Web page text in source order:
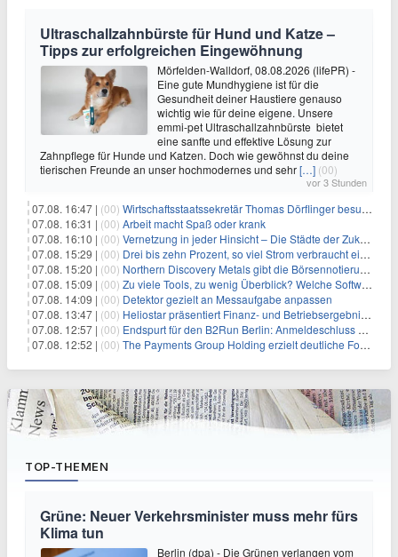
Ultraschallzahnbürste für Hund und Katze –
Tipps zur erfolgreichen Eingewöhnung
Mörfelden-Walldorf, 08.08.2026 (lifePR) -
Eine gute Mundhygiene ist für die
Gesundheit deiner Haustiere genauso
wichtig wie für deine eigene. Unsere
emmi-pet Ultraschallzahnbürste bietet
eine sanfte und effektive Lösung zur
Zahnpflege für Hunde und Katzen. Doch wie gewöhnst du deine
tierischen Freunde an unser hochmodernes und sehr[…] (00)
vor 3 Stunden
07.08. 16:47 | (00) Wirtschaftsstaatssekretär Thomas Dörflinger besucht Handwerksbetrieb im Kammerbezirk Freiburg
07.08. 16:31 | (00) Arbeit macht Spaß oder krank
07.08. 16:10 | (00) Vernetzung in jeder Hinsicht – Die Städte der Zukunft sind grün-blau
07.08. 15:29 | (00) Drei bis zehn Prozent, so viel Strom verbraucht ein Aufzug im Gebäude
07.08. 15:20 | (00) Northern Discovery Metals gibt die Börsennotierung an der Frankfurter Wertpapierbörse bekannt
07.08. 15:09 | (00) Zu viele Tools, zu wenig Überblick? Welche Software IT-Dienstleister wirklich brauchen
07.08. 14:09 | (00) Detektor gezielt an Messaufgabe anpassen
07.08. 13:47 | (00) Heliostar präsentiert Finanz- und Betriebsergebnis für das zweite Quartal 2026 mit Goldproduktion und Barreserven in Rekordhöhe
07.08. 12:57 | (00) Endspurt für den B2Run Berlin: Anmeldeschluss am 26. August
07.08. 12:52 | (00) The Payments Group Holding erzielt deutliche Fortschritte bei ihren AI-Projekten
TOP-THEMEN
Grüne: Neuer Verkehrsminister muss mehr fürs
Klima tun
Berlin (dpa) - Die Grünen verlangen vom